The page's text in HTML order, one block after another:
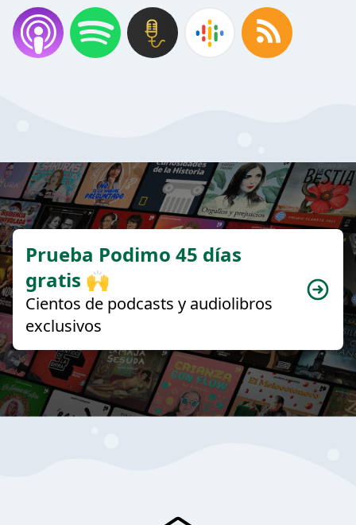
Prueba Podimo 45 días
gratis 🙌
Cientos de podcasts y audiolibros
exclusivos